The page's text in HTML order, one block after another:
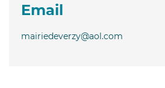
Email
mairiedeverzy@aol.com